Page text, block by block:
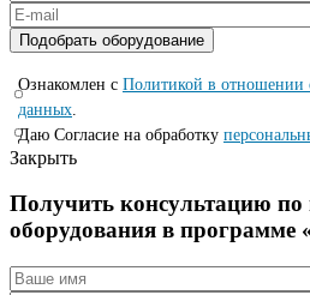
Ознакомлен с Политикой в отношении
данных
Даю Согласие на обработку
Закрыть
Получить консультацию по
оборудования в программе